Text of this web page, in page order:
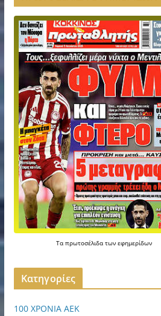
Ταπρωτοσέλιδατωνεφημερίδων
Kατηγορίες
100 ΧΡΟΝΙΑ ΑΕΚ